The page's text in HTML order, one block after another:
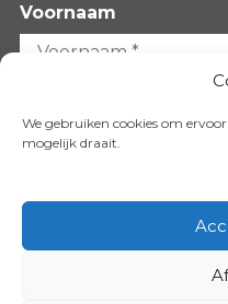
We gebruiken cookies om
mogelijk draait.
Voornaam
VOLG